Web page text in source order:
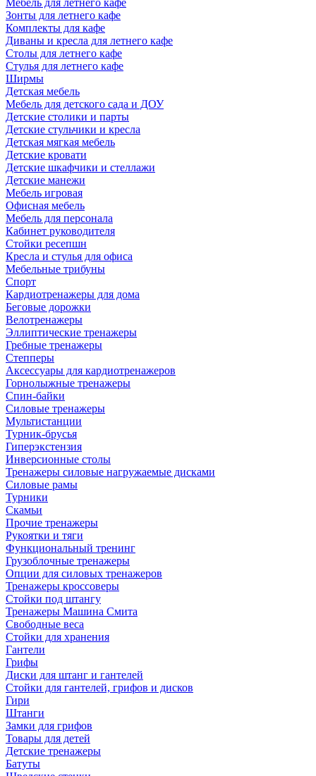
Мебель для летнего кафе
Зонты для летнего кафе
Комплекты для кафе
Диваны и кресла для летнего кафе
Столы для летнего кафе
Стулья для летнего кафе
Ширмы
Детская мебель
Мебель для детского сада и ДОУ
Детские столики и парты
Детские стульчики и кресла
Детская мягкая мебель
Детские кровати
Детские шкафчики и стеллажи
Детские манежи
Мебель игровая
Офисная мебель
Мебель для персонала
Кабинет руководителя
Стойки ресепшн
Кресла и стулья для офиса
Мебельные трибуны
Спорт
Кардиотренажеры для дома
Беговые дорожки
Велотренажеры
Эллиптические тренажеры
Гребные тренажеры
Степперы
Аксессуары для кардиотренажеров
Горнолыжные тренажеры
Спин-байки
Силовые тренажеры
Мультистанции
Турник-брусья
Гиперэкстензия
Инверсионные столы
Тренажеры силовые нагружаемые дисками
Силовые рамы
Турники
Скамьи
Прочие тренажеры
Рукоятки и тяги
Функциональный тренинг
Грузоблочные тренажеры
Опции для силовых тренажеров
Тренажеры кроссоверы
Стойки под штангу
Тренажеры Машина Смита
Свободные веса
Стойки для хранения
Гантели
Грифы
Диски для штанг и гантелей
Стойки для гантелей, грифов и дисков
Гири
Штанги
Замки для грифов
Товары для детей
Детские тренажеры
Батуты